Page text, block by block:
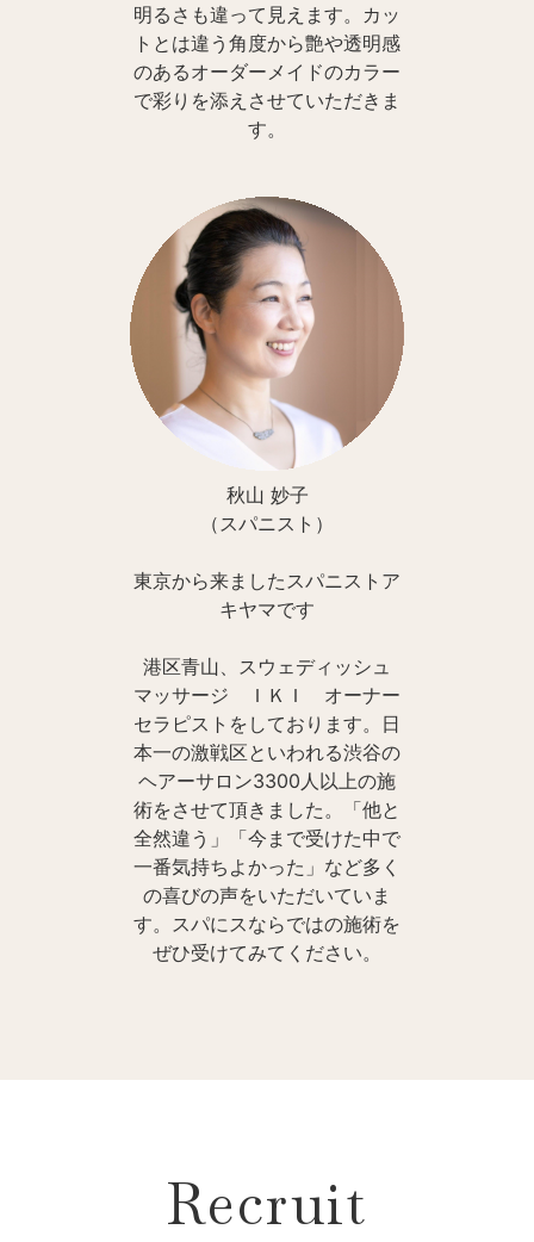
明るさも違って見えます。カッ
トとは違う角度から艶や透明感
のあるオーダーメイドのカラー
で彩りを添えさせていただきま
す。
秋山 妙子
（スパニスト）
東京から来ましたスパニストア
キヤマです
港区青山、スウェディッシュ
マッサージ ＩＫＩ オーナー
セラピストをしております。日
本一の激戦区といわれる渋谷の
ヘアーサロン3300人以上の施
術をさせて頂きました。「他と
全然違う」「今まで受けた中で
一番気持ちよかった」など多く
の喜びの声をいただいていま
す。スパにスならではの施術を
ぜひ受けてみてください。
Recruit